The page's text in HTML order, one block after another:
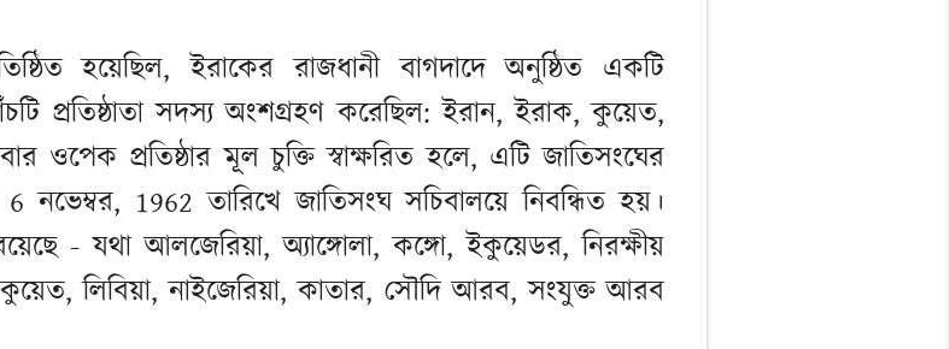
হয়েছিল, ইরাকের রাজধানী বাগদাদে অনুষ্ঠিত একটি
প্রতিষ্ঠাতা সদস্য অংশগ্রহণ করেছিল: ইরান, ইরাক, কুয়েত,
প্রতিষ্ঠার মূল চুক্তি স্বাক্ষরিত হলে, এটি জাতিসংঘের
1962 তারিখে জাতিসংঘ সচিবালয়ে নিবন্ধিত হয়।
- যথা আলজেরিয়া, অ্যাঙ্গোলা, কঙ্গো, ইকুয়েডর, নিরক্ষীয়
লিবিয়া, নাইজেরিয়া, কাতার, সৌদি আরব, সংযুক্ত আরব